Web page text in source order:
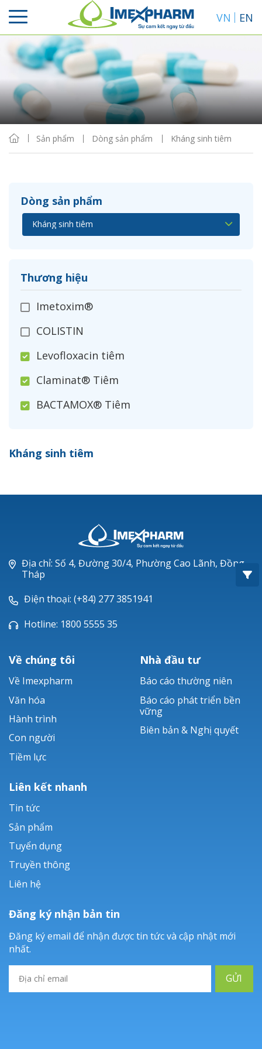
VN EN
Sản phẩm Dòng sản phẩm Kháng sinh tiêm
Dòng sản phẩm
Thương hiệu
Imetoxim®
COLISTIN
Levofloxacin tiêm
Claminat® Tiêm
BACTAMOX® Tiêm
Ceftizoxim®
Piperacillin
Ticarlinat®
Zobacta®
Bacsulfo®
Kháng sinh tiêm
Sắp xếp
Hiển thị
Địa chỉ: Số 4, Đường 30/4, Phường Cao Lãnh, Đồng
Tháp
Điện thoại: (+84) 277 3851941
Hotline: 1800 5555 35
Về chúng tôi
Về Imexpharm
Văn hóa
Hành trình
Con người
Tiềm lực
Nhà đầu tư
Báo cáo thường niên
Báo cáo phát triển bền
vững
Biên bản & Nghị quyết
Liên kết nhanh
Tin tức
Sản phẩm
Tuyển dụng
Truyền thông
Liên hệ
Đăng ký nhận bản tin
Đăng ký email để nhận được tin tức và cập nhật mới
nhất.
GỬI